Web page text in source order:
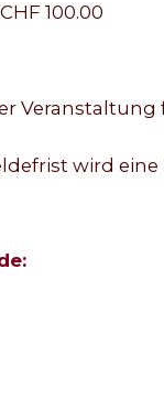
100.00
Veranstaltung
wird